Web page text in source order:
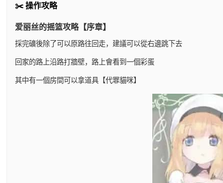
✂️ 操作攻略
爱丽丝的摇篮攻略【序章】
採完礦後除了可以原路往回走，建議可以從右邊跳下去
回家的路上沿路打牆壁，路上會看到一個彩蛋
其中有一個房間可以拿道具【代罪貓咪】